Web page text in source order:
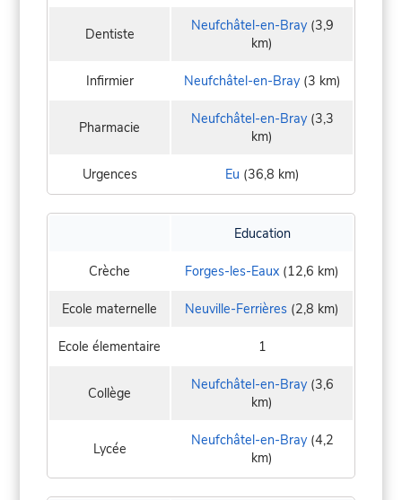
Dentiste Neufchâtel-en-Bray(3,9
km)
Infirmier Neufchâtel-en-Bray(3 km)
Pharmacie Neufchâtel-en-Bray(3,3
km)
Urgences Eu (36,8 km)
Education
Crèche Forges-les-Eaux (12,6 km)
Ecole maternelle Neuville-Ferrières (2,8 km)
Ecole élementaire 1
Collège Neufchâtel-en-Bray(3,6
km)
Lycée Neufchâtel-en-Bray(4,2
km)